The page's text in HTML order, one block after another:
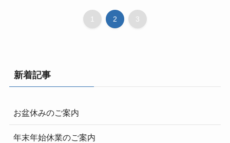
1 2 3
新着記事
お盆休みのご案内
年末年始休業のご案内